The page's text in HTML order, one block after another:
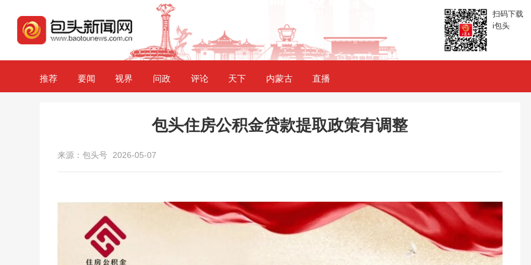
扫码下载
i包头
推荐 要闻 视界 问政 评论 天下 内蒙古 直播
包头住房公积金贷款提取政策有调整
来源：包头号 2026-05-07